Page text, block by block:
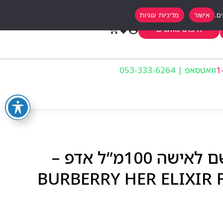
חיפוש מותגים
וואטסאפ | 053-333-6264
ברברי הר אליקסיר בושם לאישה 100מ”ל אדפ –
BURBERRY HER
אישור מדיניות עוגיות